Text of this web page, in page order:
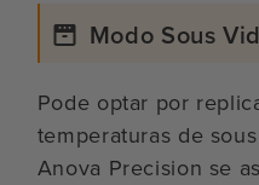
Modo Sous
Pode optar por
temperaturas de
Anova Precision se